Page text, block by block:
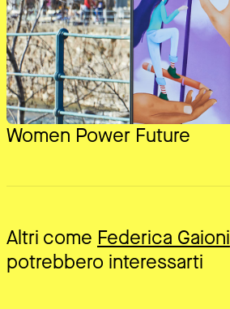
Women Power Future
Altri come Federica Gaioni
potrebbero interessarti